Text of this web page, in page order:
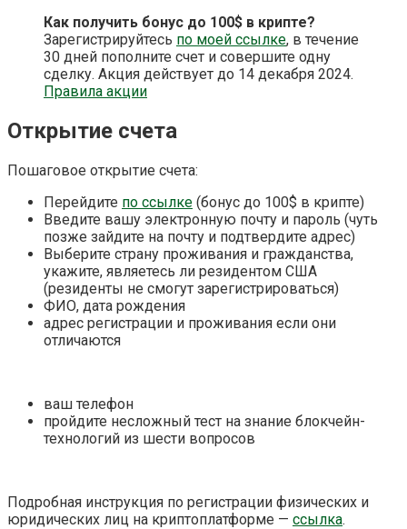
Как получить бонус до 100$ в крипте?
Зарегистрируйтесь по моей ссылке, в течение
30 дней пополните счет и совершите одну
сделку. Акция действует до 14 декабря 2024.
Правила акции
Открытие счета
Пошаговое открытие счета:
Перейдите по ссылке (бонус до 100$ в крипте)
Введите вашу электронную почту и пароль (чуть
позже зайдите на почту и подтвердите адрес)
Выберите страну проживания и гражданства,
укажите, являетесь ли резидентом США
(резиденты не смогут зарегистрироваться)
ФИО, дата рождения
адрес регистрации и проживания если они
отличаются
ваш телефон
пройдите несложный тест на знание блокчейн-
технологий из шести вопросов
Подробная инструкция по регистрации физических и
юридических лиц на криптоплатформе — ссылка.